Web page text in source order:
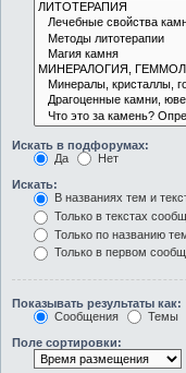
Искать в подфорумах:
Да
Нет
Искать:
В названиях тем и
Только в текстах
Только по названию
Только в первом
Показывать результаты как:
Сообщения
Темы
Поле сортировки: